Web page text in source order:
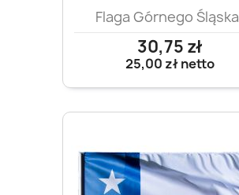
Flaga Górnego Śląska
30,75 zł
25,00 złnetto